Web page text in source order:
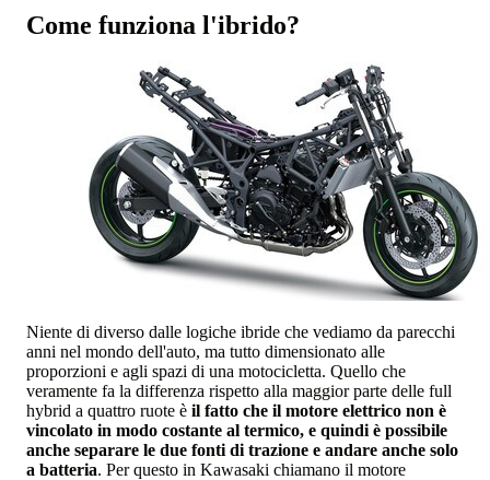
Come funziona l'ibrido?
Niente di diverso dalle logiche ibride che vediamo da parecchi
anni nel mondo dell'auto, ma tutto dimensionato alle
proporzioni e agli spazi di una motocicletta. Quello che
veramente fa la differenza rispetto alla maggior parte delle full
hybrid a quattro ruote è il fatto che il motore elettrico non è
vincolato in modo costante al termico, e quindi è possibile
anche separare le due fonti di trazione e andare anche solo
a batteria. Per questo in Kawasaki chiamano il motore